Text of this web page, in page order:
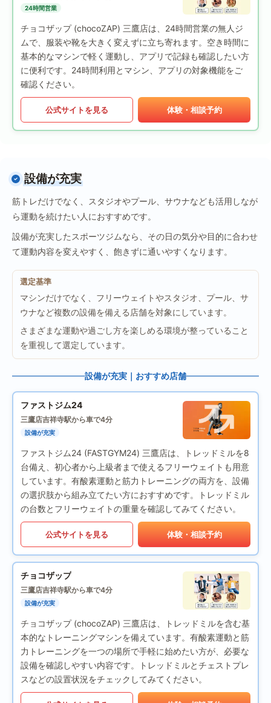
24時間営業
チョコザップ (chocoZAP) 三鷹店は、24時間営業の無人ジ
ムで、服装や靴を大きく変えずに立ち寄れます。空き時間に
基本的なマシンで軽く運動し、アプリで記録も確認したい方
に便利です。24時間利用とマシン、アプリの対象機能をご
確認ください。
公式サイトを見る 体験・相談予約
設備が充実
筋トレだけでなく、スタジオやプール、サウナなども活用しなが
ら運動を続けたい人におすすめです。
設備が充実したスポーツジムなら、その日の気分や目的に合わせ
て運動内容を変えやすく、飽きずに通いやすくなります。
選定基準
マシンだけでなく、フリーウェイトやスタジオ、プール、サ
ウナなど複数の設備を備える店舗を対象にしています。
さまざまな運動や過ごし方を楽しめる環境が整っていること
を重視して選定しています。
設備が充実｜おすすめ店舗
ファストジム24
三鷹店吉祥寺駅から車で4分
設備が充実
ファストジム24 (FASTGYM24) 三鷹店は、トレッドミルを8
台備え、初心者から上級者まで使えるフリーウェイトも用意
しています。有酸素運動と筋力トレーニングの両方を、設備
の選択肢から組み立てたい方におすすめです。トレッドミル
の台数とフリーウェイトの重量を確認してみてください。
公式サイトを見る 体験・相談予約
チョコザップ
三鷹店吉祥寺駅から車で4分
設備が充実
チョコザップ (chocoZAP) 三鷹店は、トレッドミルを含む基
本的なトレーニングマシンを備えています。有酸素運動と筋
力トレーニングを一つの場所で手軽に始めたい方が、必要な
設備を確認しやすい内容です。トレッドミルとチェストプレ
スなどの設置状況をチェックしてみてください。